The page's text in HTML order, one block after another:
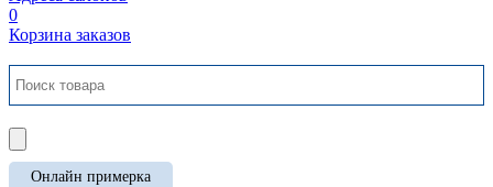
0
Корзина заказов
Онлайн примерка